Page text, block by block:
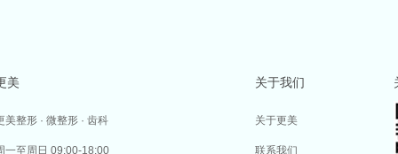
美
美整形 · 微整形 · 齿科
一至周日 09:00-18:00
关于我们
关于更美
联系我们